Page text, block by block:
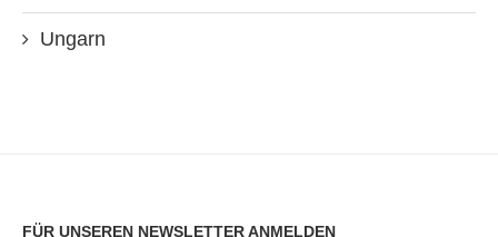
Ungarn
FÜR UNSEREN NEWSLETTER ANMELDEN